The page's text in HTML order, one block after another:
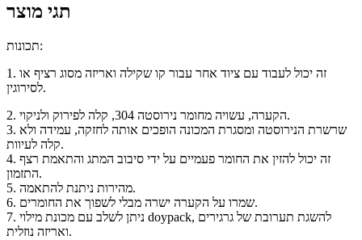
תגי מוצר
תכונות:
1. זה יכול לעבוד עם ציוד אחר עבור קו שקילה ואריזה מסוג רציף או
לסירוגין.
2. הקערה, עשויה מחומר נירוסטה 304, קלה לפירוק ולניקוי.
3. שרשרת הנירוסטה ומסגרת המכונה הופכים אותה לחזקה, עמידה ולא
קלה לעיוות.
4. זה יכול להזין את החומר פעמיים על ידי סיבוב המתג והתאמת רצף
התזמון.
5. מהירות ניתנת להתאמה.
6. שמרו על הקערה ישרה מבלי לשפוך את החומרים.
7. ניתן לשלב עם מכונת מילוי doypack, להשגת תערובת של גרגירים
ואריזה נוזלית.